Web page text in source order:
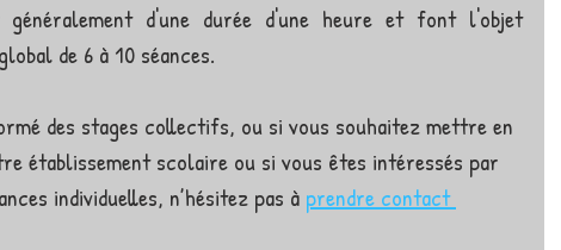
généralement d'une durée d'une heure et font l'objet
de 6 à 10 séances.
des stages collectifs, ou si vous souhaitez mettre en
établissement scolaire ou si vous êtes intéressés par
individuelles, n’hésitez pas à prendre contact